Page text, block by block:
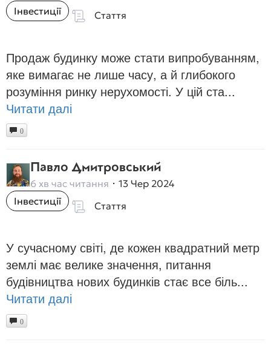
Інвестиції Стаття
Продаж будинку може стати випробуванням,
яке вимагає не лише часу, а й глибокого
розуміння ринку нерухомості. У цій ста...
Читати далі
0
Павло Дмитровський
6 хв час читання
13 Чер 2024
Інвестиції
Стаття
У сучасному світі, де кожен квадратний метр
землі має велике значення, питання
будівництва нових будинків стає все біль...
Читати далі
0